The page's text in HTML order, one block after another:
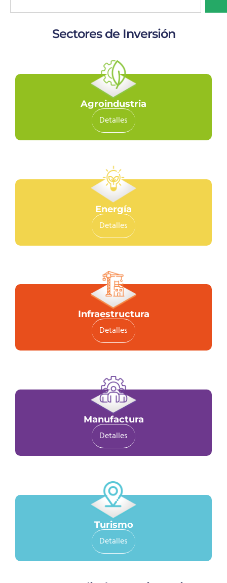
Sectores de Inversión
Agroindustria
Detalles
Energía
Detalles
Infraestructura
Detalles
Manufactura
Detalles
Turismo
Detalles